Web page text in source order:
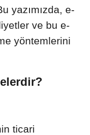
yazımızda, e-
ve bu e-
yöntemlerini
ticari